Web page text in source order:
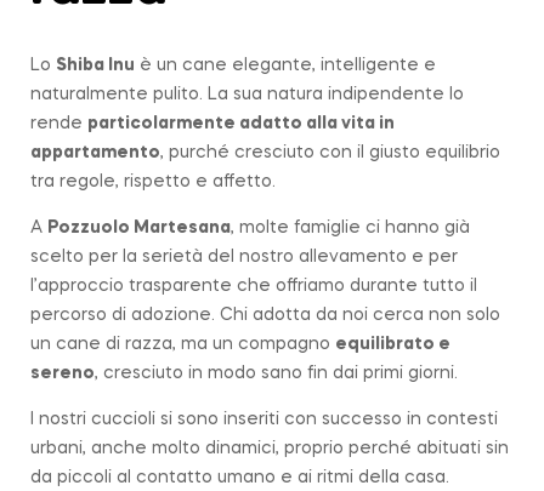
Lo Shiba Inu è un cane elegante, intelligente e
naturalmente pulito. La sua natura indipendente lo
rende particolarmente adatto alla vita in
appartamento, purché cresciuto con il giusto equilibrio
tra regole, rispetto e affetto.
A Pozzuolo Martesana, molte famiglie ci hanno già
scelto per la serietà del nostro allevamento e per
l’approccio trasparente che offriamo durante tutto il
percorso di adozione. Chi adotta da noi cerca non solo
un cane di razza, ma un compagno equilibrato e
sereno, cresciuto in modo sano fin dai primi giorni.
I nostri cuccioli si sono inseriti con successo in contesti
urbani, anche molto dinamici, proprio perché abituati sin
da piccoli al contatto umano e ai ritmi della casa.